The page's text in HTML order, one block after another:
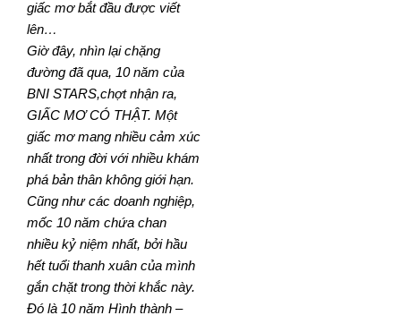
giấc mơ bắt đầu được viết
lên…
Giờ đây, nhìn lại chặng
đường đã qua, 10 năm của
BNI STARS,chợt nhận ra,
GIẤC MƠ CÓ THẬT. Một
giấc mơ mang nhiều cảm xúc
nhất trong đời với nhiều khám
phá bản thân không giới hạn.
Cũng như các doanh nghiệp,
mốc 10 năm chứa chan
nhiều kỷ niệm nhất, bởi hầu
hết tuổi thanh xuân của mình
gắn chặt trong thời khắc này.
Đó là 10 năm Hình thành –